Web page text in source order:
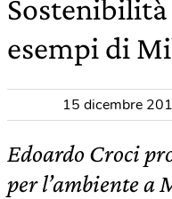
esempi di
15 dicembre
Edoardo Croci
per l’ambiente a